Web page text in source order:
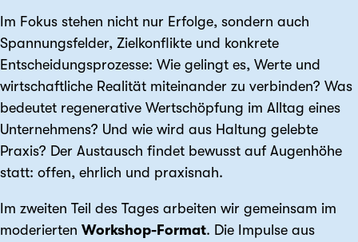
Im Fokus stehen nicht nur Erfolge, sondern auch
Spannungsfelder, Zielkonflikte und konkrete
Entscheidungsprozesse: Wie gelingt es, Werte und
wirtschaftliche Realität miteinander zu verbinden? Was
bedeutet regenerative Wertschöpfung im Alltag eines
Unternehmens? Und wie wird aus Haltung gelebte
Praxis? Der Austausch findet bewusst auf Augenhöhe
statt: offen, ehrlich und praxisnah.
Im zweiten Teil des Tages arbeiten wir gemeinsam im
moderierten Workshop-Format. Die Impulse aus